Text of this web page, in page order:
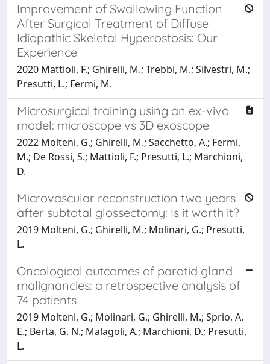
Improvement of Swallowing Function
After Surgical Treatment of Diffuse
Idiopathic Skeletal Hyperostosis: Our
Experience
2020 Mattioli, F.; Ghirelli, M.; Trebbi, M.; Silvestri, M.;
Presutti, L.; Fermi, M.
Microsurgical training using an ex-vivo
model: microscope vs 3D exoscope
2022 Molteni, G.; Ghirelli, M.; Sacchetto, A.; Fermi,
M.; De Rossi, S.; Mattioli, F.; Presutti, L.; Marchioni,
D.
Microvascular reconstruction two years
after subtotal glossectomy: Is it worth it?
2019 Molteni, G.; Ghirelli, M.; Molinari, G.; Presutti,
L.
Oncological outcomes of parotid gland
malignancies: a retrospective analysis of
74 patients
2019 Molteni, G.; Molinari, G.; Ghirelli, M.; Sprio, A.
E.; Berta, G. N.; Malagoli, A.; Marchioni, D.; Presutti,
L.